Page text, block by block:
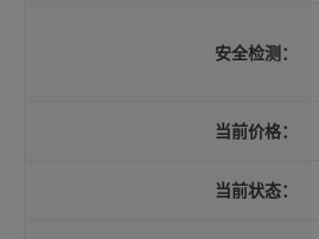
安全检测：
当前价格：
当前状态：